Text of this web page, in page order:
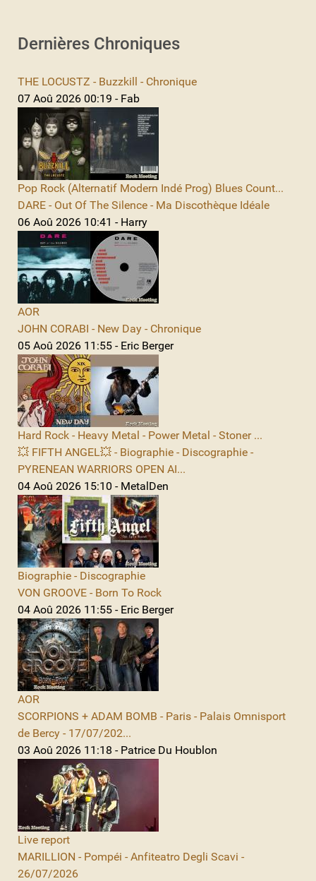
Dernières Chroniques
THE LOCUSTZ - Buzzkill - Chronique
07 Aoû 2026 00:19 - Fab
Pop Rock (Alternatif Modern Indé Prog) Blues Count...
DARE - Out Of The Silence - Ma Discothèque Idéale
06 Aoû 2026 10:41 - Harry
AOR
JOHN CORABI - New Day - Chronique
05 Aoû 2026 11:55 - Eric Berger
Hard Rock - Heavy Metal - Power Metal - Stoner ...
💥 FIFTH ANGEL💥 - Biographie - Discographie -
PYRENEAN WARRIORS OPEN AI...
04 Aoû 2026 15:10 - MetalDen
Biographie - Discographie
VON GROOVE - Born To Rock
04 Aoû 2026 11:55 - Eric Berger
AOR
SCORPIONS + ADAM BOMB - Paris - Palais Omnisport
de Bercy - 17/07/202...
03 Aoû 2026 11:18 - Patrice Du Houblon
Live report
MARILLION - Pompéi - Anfiteatro Degli Scavi -
26/07/2026